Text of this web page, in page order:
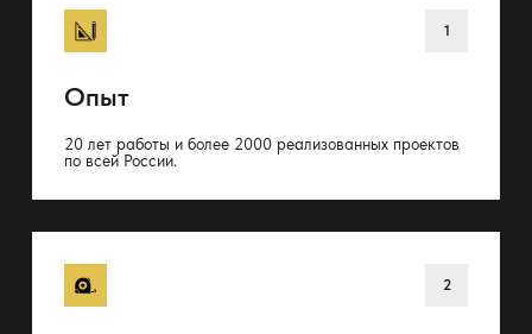
Опыт
20 лет работы и более 2000 реализованных проектов
по всей России.